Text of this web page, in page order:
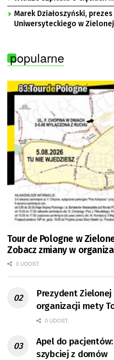
Marek Działoszyński,
Uniwersyteckiego w
popularne
Tour de Pologne w
Zobacz zmiany w
0 UDOST.
Prezydent
organizacji mety
0 UDOST.
Apel do
szybciej z domów